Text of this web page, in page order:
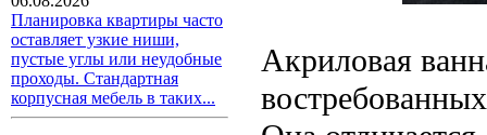
Планировка квартиры часто
оставляет узкие ниши,
пустые углы или неудобные
проходы. Стандартная
корпусная мебель в таких...
Акриловая